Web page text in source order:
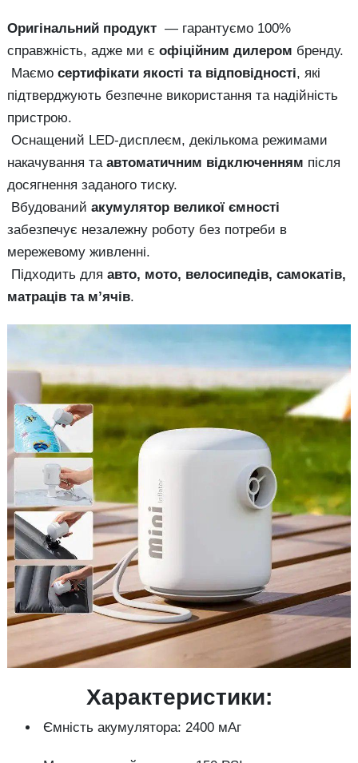
Оригінальний продукт — гарантуємо 100%
справжність, адже ми є офіційним дилером бренду.
Маємо сертифікати якості та відповідності, які
підтверджують безпечне використання та надійність
пристрою.
Оснащений LED-дисплеєм, декількома режимами
накачування та автоматичним відключенням після
досягнення заданого тиску.
Вбудований акумулятор великої ємності
забезпечує незалежну роботу без потреби в
мережевому живленні.
Підходить для авто, мото, велосипедів, самокатів,
матраців та м’ячів.
Характеристики:
Ємність акумулятора: 2400 мАг